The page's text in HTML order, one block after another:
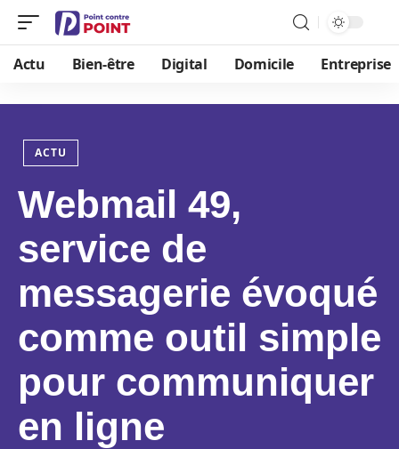
Actu Bien-être Digital Domicile Entreprise
ACTU
Webmail 49,
service de
messagerie évoqué
comme outil simple
pour communiquer
en ligne